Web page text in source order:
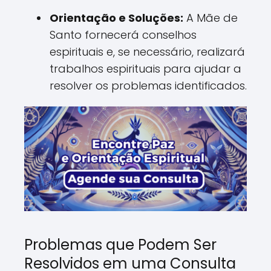
Orientação e Soluções: A Mãe de
Santo fornecerá conselhos
espirituais e, se necessário, realizará
trabalhos espirituais para ajudar a
resolver os problemas identificados.
Problemas que Podem Ser
Resolvidos em uma Consulta